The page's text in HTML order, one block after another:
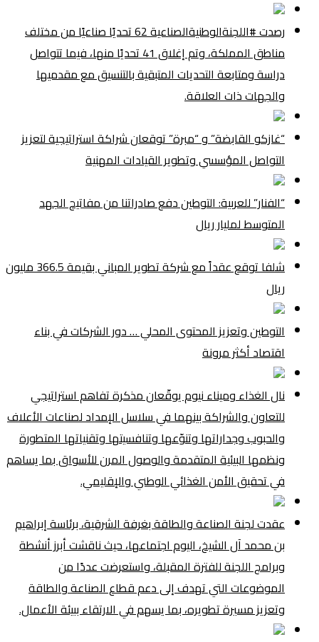
رصدت #اللجنةالوطنيةالصناعية 62 تحديًا صناعيًا من مختلف
مناطق المملكة، وتم إغلاق 41 تحديًا منها، فيما تتواصل
دراسة ومتابعة التحديات المتبقية بالتنسيق مع مقدميها
والجهات ذات العلاقة.
“غازكو القابضة” و “مبرة” توقعان شراكة استراتيجية لتعزيز
التواصل المؤسسي وتطوير القيادات المهنية
“الفنار” للعربية: التوطين دفع صادراتنا من مفاتيح الجهد
المتوسط لمليار ريال
شلفا توقع عقداً مع شركة تطوير المباني بقيمة 366.5 مليون
ريال
التوطين وتعزيز المحتوى المحلي … دور الشركات في بناء
اقتصاد أكثر مرونة
نال الغذاء وميناء نيوم يوقّعان مذكرة تفاهم استراتيجي
للتعاون والشراكة بينهما في سلاسل الإمداد لصناعات الأعلاف
والحبوب وجداراتها وتنوّعها وتنافسيتها وتقنياتها المتطورة
ونظمها البيئية المتقدمة والوصول المرن للأسواق بما يساهم
في تحقيق الأمن الغذائي الوطني والإقليمي.
عقدت لجنة الصناعة والطاقة بغرفة الشرقية، برئاسة إبراهيم
بن محمد آل الشيخ، اليوم اجتماعها، حيث ناقشت أبرز أنشطة
وبرامج اللجنة للفترة المقبلة، واستعرضت عددًا من
الموضوعات التي تهدف إلى دعم قطاع الصناعة والطاقة
وتعزيز مسيرة تطويره، بما يسهم في الارتقاء ببيئة الأعمال.